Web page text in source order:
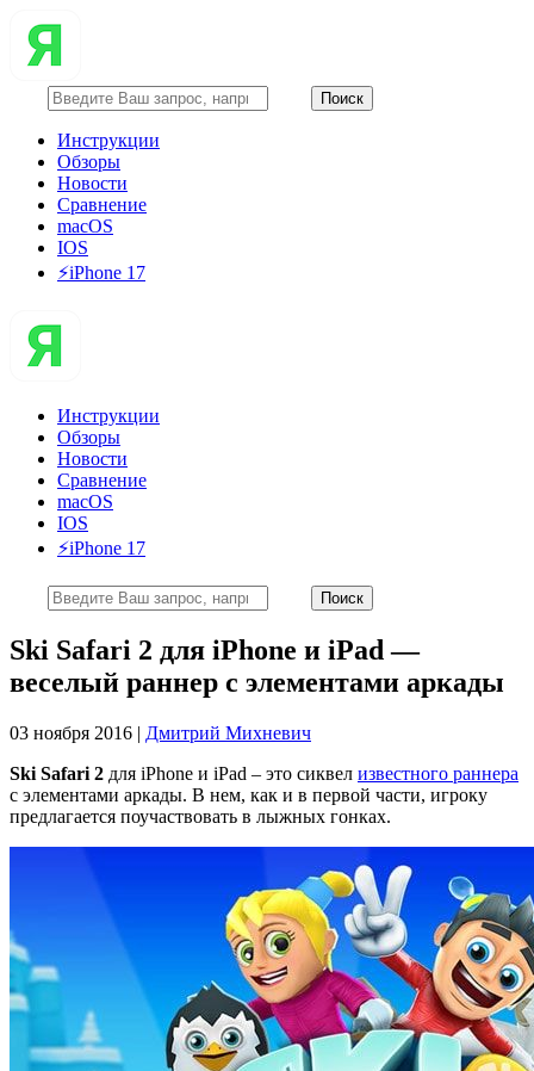
Инструкции
Обзоры
Новости
Сравнение
macOS
IOS
⚡️iPhone 17
Инструкции
Обзоры
Новости
Сравнение
macOS
IOS
⚡️iPhone 17
Ski Safari 2 для iPhone и iPad —
веселый раннер с элементами аркады
03 ноября 2016 | Дмитрий Михневич
Ski Safari 2 для iPhone и iPad – это сиквел известного раннера
с элементами аркады. В нем, как и в первой части, игроку
предлагается поучаствовать в лыжных гонках.